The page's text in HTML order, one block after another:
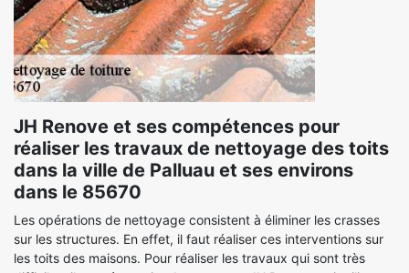
JH Renove et ses compétences pour
réaliser les travaux de nettoyage des toits
dans la ville de Palluau et ses environs
dans le 85670
Les opérations de nettoyage consistent à éliminer les crasses
sur les structures. En effet, il faut réaliser ces interventions sur
les toits des maisons. Pour réaliser les travaux qui sont très